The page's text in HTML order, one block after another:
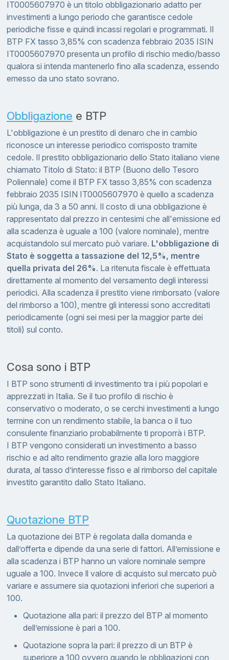
IT0005607970 è un titolo obbligazionario adatto per
investimenti a lungo periodo che garantisce cedole
periodiche fisse e quindi incassi regolari e programmati. Il
BTP FX tasso 3,85% con scadenza febbraio 2035 ISIN
IT0005607970 presenta un profilo di rischio medio/basso
qualora si intenda mantenerlo fino alla scadenza, essendo
emesso da uno stato sovrano.
Obbligazione e BTP
L'obbligazione è un prestito di denaro che in cambio
riconosce un interesse periodico corrisposto tramite
cedole. Il prestito obbligazionario dello Stato italiano viene
chiamato Titolo di Stato: il BTP (Buono dello Tesoro
Poliennale) come il BTP FX tasso 3,85% con scadenza
febbraio 2035 ISIN IT0005607970 è quello a scadenza
più lunga, da 3 a 50 anni. Il costo di una obbligazione è
rappresentato dal prezzo in centesimi che all'emissione ed
alla scadenza è uguale a 100 (valore nominale), mentre
acquistandolo sul mercato può variare. L'obbligazione di
Stato è soggetta a tassazione del 12,5%, mentre
quella privata del 26%. La ritenuta fiscale è effettuata
direttamente al momento del versamento degli interessi
periodici. Alla scadenza il prestito viene rimborsato (valore
del rimborso a 100), mentre gli interessi sono accreditati
periodicamente (ogni sei mesi per la maggior parte dei
titoli) sul conto.
Cosa sono i BTP
I BTP sono strumenti di investimento tra i più popolari e
apprezzati in Italia. Se il tuo profilo di rischio è
conservativo o moderato, o se cerchi investimenti a lungo
termine con un rendimento stabile, la banca o il tuo
consulente finanziario probabilmente ti proporrà i BTP.
I BTP vengono considerati un investimento a basso
rischio e ad alto rendimento grazie alla loro maggiore
durata, al tasso d’interesse fisso e al rimborso del capitale
investito garantito dallo Stato Italiano.
Quotazione BTP
La quotazione dei BTP è regolata dalla domanda e
dall’offerta e dipende da una serie di fattori. All’emissione e
alla scadenza i BTP hanno un valore nominale sempre
uguale a 100. Invece ll valore di acquisto sul mercato può
variare e assumere sia quotazioni inferiori che superiori a
100.
Quotazione alla pari: il prezzo del BTP al momento
dell’emissione è pari a 100.
Quotazione sopra la pari: il prezzo di un BTP è
superiore a 100 ovvero quando le obbligazioni con